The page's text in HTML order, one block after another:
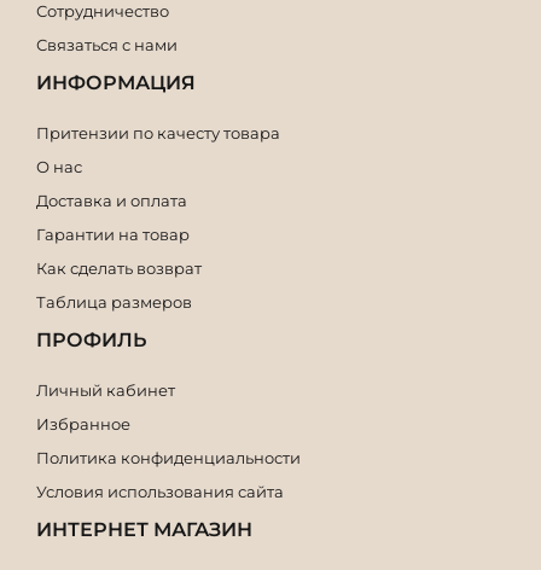
Сотрудничество
Связаться с нами
ИНФОРМАЦИЯ
Притензии по качесту товара
О нас
Доставка и оплата
Гарантии на товар
Как сделать возврат
Таблица размеров
ПРОФИЛЬ
Личный кабинет
Избранное
Политика конфиденциальности
Условия использования сайта
ИНТЕРНЕТ МАГАЗИН